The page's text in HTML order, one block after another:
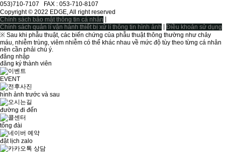
053)710-7107ㅤ FAX : 053-710-8107
Copyright © 2022 EDGE, All right reserved
Chính sách bảo mật thông tin cá nhân
Chính sách quản lí vận hành thiết bị xử lí thông tin hình ảnh
Điều khoản sử dụng
※ Sau khi phẫu thuật, các biến chứng của phẫu thuật thông thường như chảy
máu, nhiễm trùng, viêm nhiễm có thể khác nhau về mức độ tùy theo từng cá nhân
nên cần phải chú ý.
đăng nhập
đăng ký thành viên
EVENT
hình ảnh trước và sau
đường đi đến
tổng đài
đặt lịch zalo